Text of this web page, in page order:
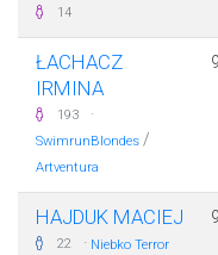
14
ŁACHACZ
IRMINA
193 ·
SwimrunBlondes /
Artventura
HAJDUK MACIEJ
22 · Niebko Terror